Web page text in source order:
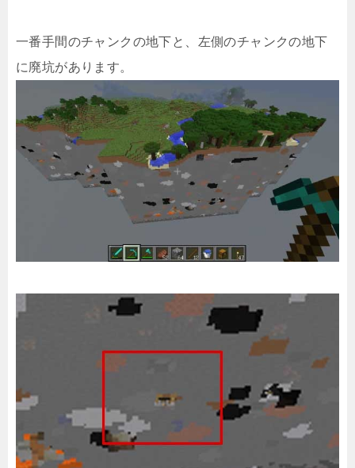
一番手間のチャンクの地下と、左側のチャンクの地下
に廃坑があります。